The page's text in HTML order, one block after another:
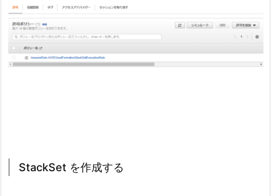
StackSet を作成する